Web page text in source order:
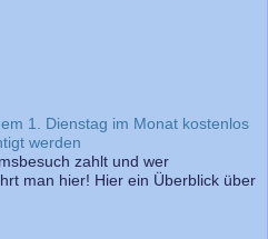
1. Dienstag im Monat kostenlos
werden
zahlt und wer
man hier! Hier ein Überblick über